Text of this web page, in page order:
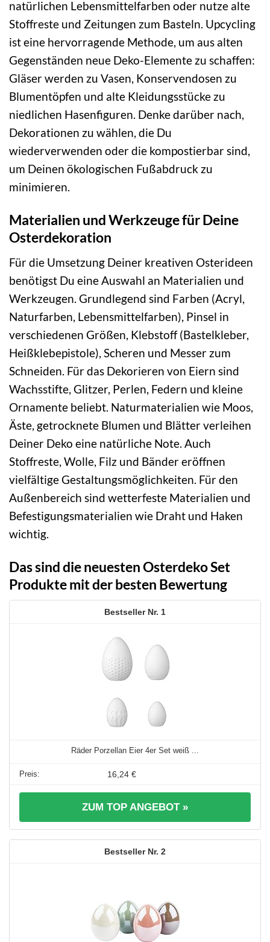
natürlichen Lebensmittelfarben oder nutze alte
Stoffreste und Zeitungen zum Basteln. Upcycling
ist eine hervorragende Methode, um aus alten
Gegenständen neue Deko-Elemente zu schaffen:
Gläser werden zu Vasen, Konservendosen zu
Blumentöpfen und alte Kleidungsstücke zu
niedlichen Hasenfiguren. Denke darüber nach,
Dekorationen zu wählen, die Du
wiederverwenden oder die kompostierbar sind,
um Deinen ökologischen Fußabdruck zu
minimieren.
Materialien und Werkzeuge für Deine
Osterdekoration
Für die Umsetzung Deiner kreativen Osterideen
benötigst Du eine Auswahl an Materialien und
Werkzeugen. Grundlegend sind Farben (Acryl,
Naturfarben, Lebensmittelfarben), Pinsel in
verschiedenen Größen, Klebstoff (Bastelkleber,
Heißklebepistole), Scheren und Messer zum
Schneiden. Für das Dekorieren von Eiern sind
Wachsstifte, Glitzer, Perlen, Federn und kleine
Ornamente beliebt. Naturmaterialien wie Moos,
Äste, getrocknete Blumen und Blätter verleihen
Deiner Deko eine natürliche Note. Auch
Stoffreste, Wolle, Filz und Bänder eröffnen
vielfältige Gestaltungsmöglichkeiten. Für den
Außenbereich sind wetterfeste Materialien und
Befestigungsmaterialien wie Draht und Haken
wichtig.
Das sind die neuesten Osterdeko Set
Produkte mit der besten Bewertung
1
Räder Porzellan Eier 4er Set weiß ...
16,24 €
ZUM TOP ANGEBOT »
2